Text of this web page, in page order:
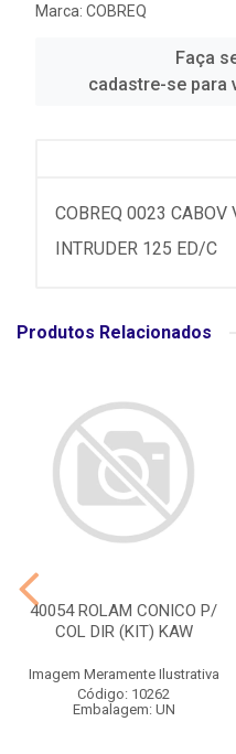
Marca: COBREQ
Faça
cadastre-se para
COBREQ 0023 CABOV
INTRUDER 125 ED/C
Produtos Relacionados
40054 ROLAM CONICO P/
COL DIR (KIT) KAW
Imagem Meramente Ilustrativa
Código: 10262
Embalagem: UN